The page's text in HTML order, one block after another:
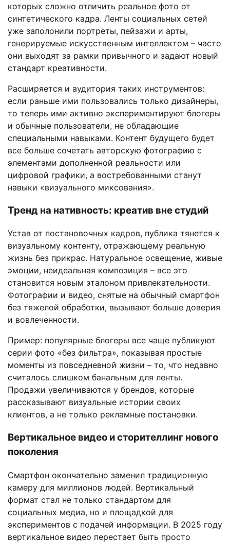
которых сложно отличить реальное фото от
синтетического кадра. Ленты социальных сетей
уже заполонили портреты, пейзажи и арты,
генерируемые искусственным интеллектом – часто
они выходят за рамки привычного и задают новый
стандарт креативности.
Расширяется и аудитория таких инструментов:
если раньше ими пользовались только дизайнеры,
то теперь ими активно экспериментируют блогеры
и обычные пользователи, не обладающие
специальными навыками. Контент будущего будет
все больше сочетать авторскую фотографию с
элементами дополненной реальности или
цифровой графики, а востребованными станут
навыки «визуального миксования».
Тренд на нативность: креатив вне студий
Устав от постановочных кадров, публика тянется к
визуальному контенту, отражающему реальную
жизнь без прикрас. Натуральное освещение, живые
эмоции, неидеальная композиция – все это
становится новым эталоном привлекательности.
Фотографии и видео, снятые на обычный смартфон
без тяжелой обработки, вызывают больше доверия
и вовлеченности.
Пример: популярные блогеры все чаще публикуют
серии фото «без фильтра», показывая простые
моменты из повседневной жизни – то, что недавно
считалось слишком банальным для ленты.
Продажи увеличиваются у брендов, которые
рассказывают визуальные истории своих
клиентов, а не только рекламные постановки.
Вертикальное видео и сторителлинг нового
поколения
Смартфон окончательно заменил традиционную
камеру для миллионов людей. Вертикальный
формат стал не только стандартом для
социальных медиа, но и площадкой для
экспериментов с подачей информации. В 2025 году
вертикальное видео перестает быть просто